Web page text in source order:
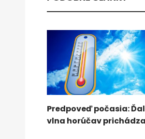
Predpoveď počasia:
vlna horúčav prichádza